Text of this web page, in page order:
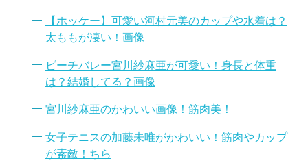
【ホッケー】可愛い河村元美のカップや水着は？
太ももが凄い！画像
ビーチバレー宮川紗麻亜が可愛い！身長と体重
は？結婚してる？画像
宮川紗麻亜のかわいい画像！筋肉美！
女子テニスの加藤未唯がかわいい！筋肉やカップ
が素敵！ちら